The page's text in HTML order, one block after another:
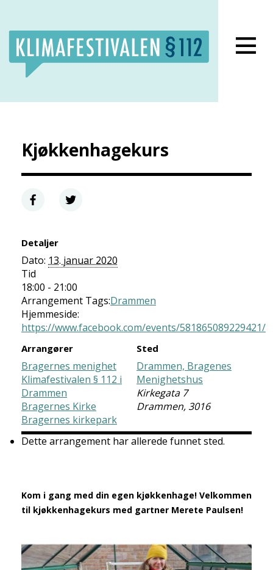
Lukk meny
Kjøkkenhagekurs
Detaljer
Dato: 13. januar 2020
Tid
18:00 - 21:00
Arrangement Tags:Drammen
Hjemmeside:
https://www.facebook.com/events/581865089229421/
Sted
Drammen, Bragenes
Menighetshus
Kirkegata 7
Drammen, 3016
Arrangører
Bragernes menighet
Klimafestivalen § 112 i
Drammen
Bragernes Kirke
Bragernes kirkepark
Dette arrangement har allerede funnet sted.
Kom i gang med din egen kjøkkenhage! Velkommen
til kjøkkenhagekurs med gartner Merete Paulsen!